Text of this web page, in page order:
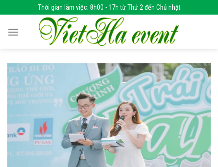
to
content
Thời gian làm việc: 8h00 - 17h từ Thứ 2 đến Chủ nhật